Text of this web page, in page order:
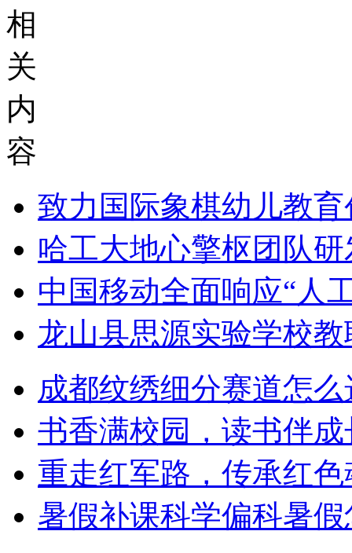
相
关
内
容
致力国际象棋幼儿教
哈工大地心擎枢团队
中国移动全面响应“人
龙山县思源实验学校
成都纹绣细分赛道怎
书香满校园，读书伴
重走红军路，传承红
暑假补课科学偏科暑